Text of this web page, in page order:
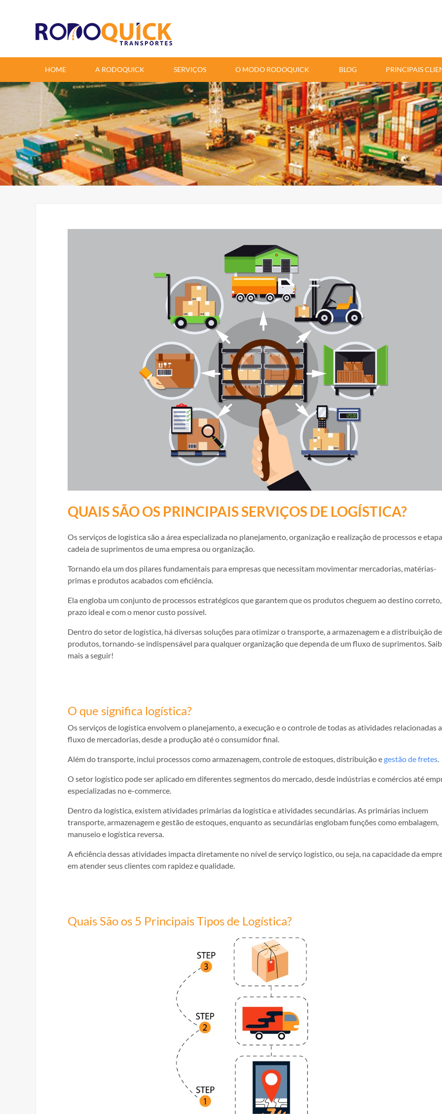
HOME A RODOQUICK SERVIÇOS O MODO RODOQUICK BLOG PRINCIPAIS
QUAIS SÃO OS PRINCIPAIS SERVIÇOS DE LOGÍSTICA?
Os serviços de logística são a área especializada no planejamento, organização e realização de processos e
cadeia de suprimentos de uma empresa ou organização.
Tornando ela um dos pilares fundamentais para empresas que necessitam movimentar mercadorias, matérias-
primas e produtos acabados com eficiência.
Ela engloba um conjunto de processos estratégicos que garantem que os produtos cheguem ao destino
prazo ideal e com o menor custo possível.
Dentro do setor de logística, há diversas soluções para otimizar o transporte, a armazenagem e a distribuição de
produtos, tornando-se indispensável para qualquer organização que dependa de um fluxo de suprimentos.
mais a seguir!
O que significa logística?
Os serviços de logística envolvem o planejamento, a execução e o controle de todas as atividades relacionadas
fluxo de mercadorias, desde a produção até o consumidor final.
Além do transporte, inclui processos como armazenagem, controle de estoques, distribuição egestão de fretes
O setor logístico pode ser aplicado em diferentes segmentos do mercado, desde indústrias e comércios até
especializadas no e-commerce.
Dentro da logística, existem atividades primárias da logística e atividades secundárias. As primárias incluem
transporte, armazenagem e gestão de estoques, enquanto as secundárias englobam funções como embalagem,
manuseio e logística reversa.
A eficiência dessas atividades impacta diretamente no nível de serviço logístico, ou seja, na capacidade da
em atender seus clientes com rapidez e qualidade.
Quais São os 5 Principais Tipos de Logística?